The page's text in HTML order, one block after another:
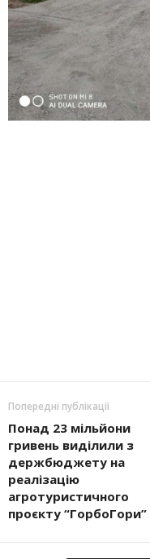
Попередні публікації
Понад 23 мільйони
гривень виділили з
держбюджету на
реалізацію
агротуристичного
проєкту “ГорбоГори”